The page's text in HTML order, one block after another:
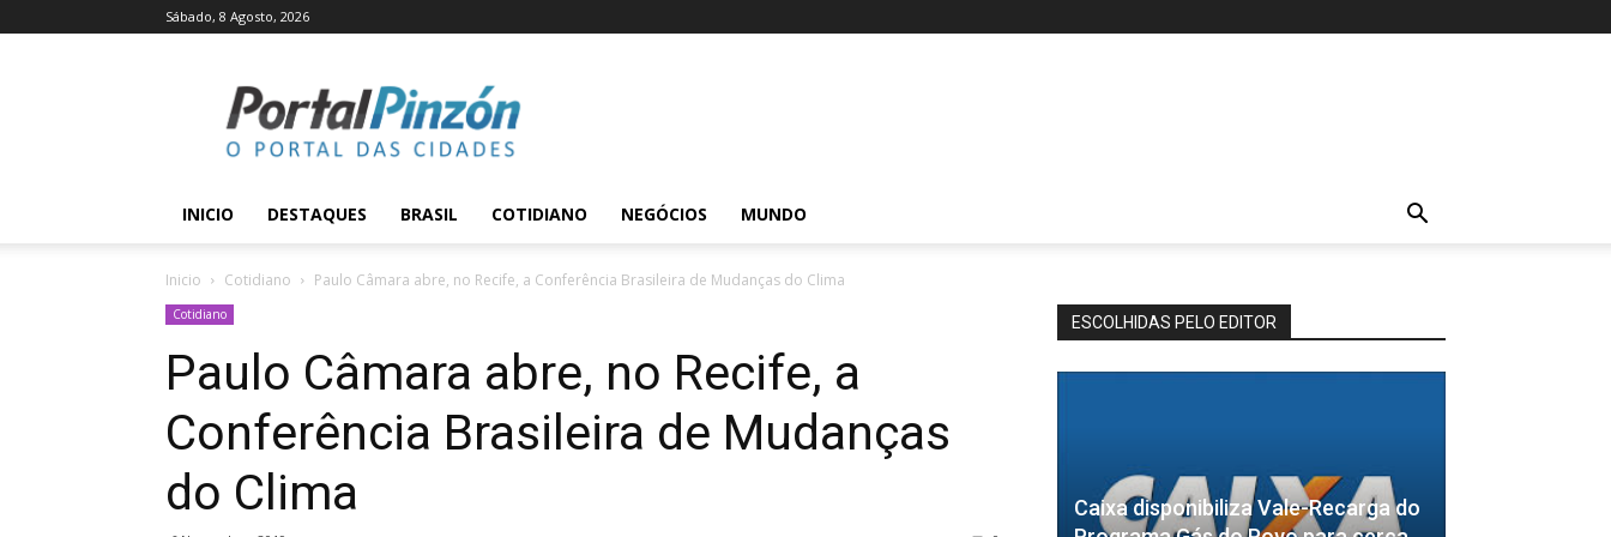
Sábado, 8 Agosto, 2026
Pinzón
INICIO DESTAQUES BRASIL COTIDIANO NEGÓCIOS MUNDO
Inicio Cotidiano Paulo Câmara abre, no Recife, a Conferência Brasileira de Mudanças do Clima
Cotidiano
Paulo Câmara abre, no Recife, a
Conferência Brasileira de Mudanças
do Clima
ESCOLHIDAS PELO EDITOR
Caixa disponibiliza Vale-Recarga do